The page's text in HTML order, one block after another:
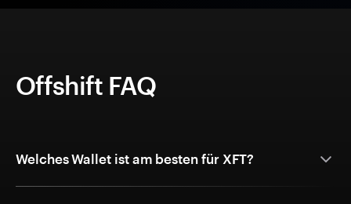
Offshift FAQ
Welches Wallet ist am besten für XFT?